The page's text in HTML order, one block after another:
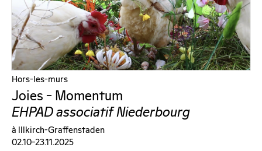
Hors-les-murs
Joies – Momentum
EHPAD associatif Niederbourg
à Illkirch-Graffenstaden
02.10–23.11.2025